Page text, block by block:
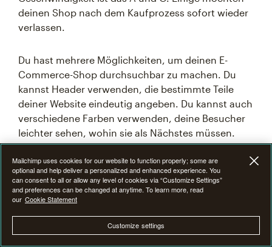
deinen Shop nach dem Kaufprozess sofort wieder
verlassen.
Du hast mehrere Möglichkeiten, um deinen E-
Commerce-Shop durchsuchbar zu machen. Du
kannst Header verwenden, die bestimmte Teile
deiner Website eindeutig angeben. Du kannst auch
verschiedene Farben verwenden, deine Besucher
leichter sehen, wohin sie als Nächstes müssen.
Wenn du verschiedene Arten von Produkten
verkaufst, solltest du sie in Kategorien unterteilen.
Auf diese Weise können deine Besucher die
Website schnell durchsuchen und die gewünschte
Kategorie finden.
Wenn du kurze Absätze verfasst, mehrere Header
Mailchimp uses cookies for our website to function properly; some are
optional and help deliver a personalized and enhanced experience. You
can consent to all or allow any level of cookies via “Customize Settings”
and preferences can be changed at anytime. To learn more, read
our Cookie Statement
Customize settings